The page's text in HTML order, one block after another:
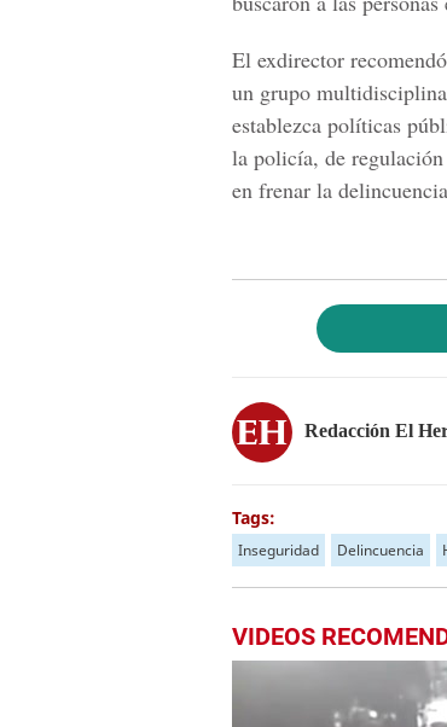
El exdirector
un grupo
establezca políticas
la policía, de
en frenar la
Redacción El
Tags:
Inseguridad Delincuencia
VIDEOS